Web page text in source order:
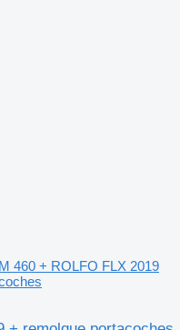
460 + ROLFO FLX 2019